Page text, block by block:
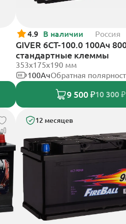
4.9 В наличии Россия
GIVER 6CT-100.0 100Ач
стандартные клеммы
353х175х190 мм
100АчОбратная
9 500 ₽10 300 ₽
12 месяцев